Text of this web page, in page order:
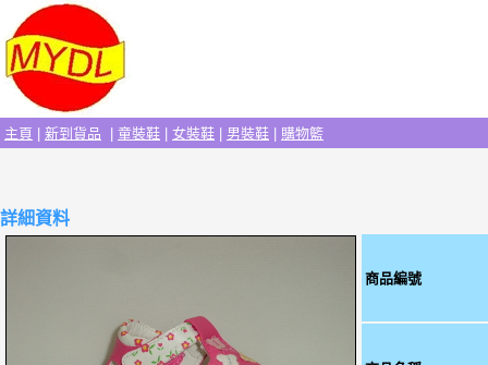
主頁 新到貨品 童裝鞋 女裝鞋 男裝鞋 購物籃
詳細資料
商品編號